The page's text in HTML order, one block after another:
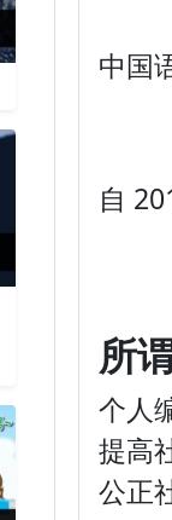
中国
自
所
个人
提高
公正